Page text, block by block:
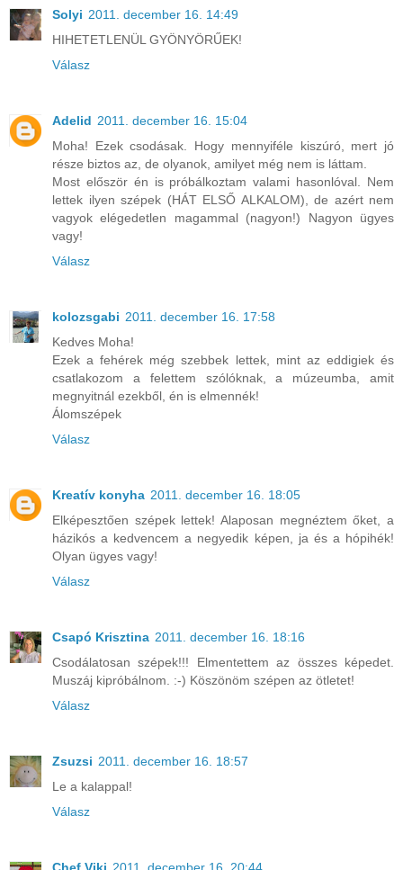
Solyi 2011. december 16. 14:49
HIHETETLENÜL GYÖNYÖRŰEK!
Válasz
Adelid 2011. december 16. 15:04
Moha! Ezek csodásak. Hogy mennyiféle kiszúró, mert jó
része biztos az, de olyanok, amilyet még nem is láttam.
Most először én is próbálkoztam valami hasonlóval. Nem
lettek ilyen szépek (HÁT ELSŐ ALKALOM), de azért nem
vagyok elégedetlen magammal (nagyon!) Nagyon ügyes
vagy!
Válasz
kolozsgabi 2011. december 16. 17:58
Kedves Moha!
Ezek a fehérek még szebbek lettek, mint az eddigiek és
csatlakozom a felettem szólóknak, a múzeumba, amit
megnyitnál ezekből, én is elmennék!
Álomszépek
Válasz
Kreatív konyha 2011. december 16. 18:05
Elképesztően szépek lettek! Alaposan megnéztem őket, a
házikós a kedvencem a negyedik képen, ja és a hópihék!
Olyan ügyes vagy!
Válasz
Csapó Krisztina 2011. december 16. 18:16
Csodálatosan szépek!!! Elmentettem az összes képedet.
Muszáj kipróbálnom. :-) Köszönöm szépen az ötletet!
Válasz
Zsuzsi 2011. december 16. 18:57
Le a kalappal!
Válasz